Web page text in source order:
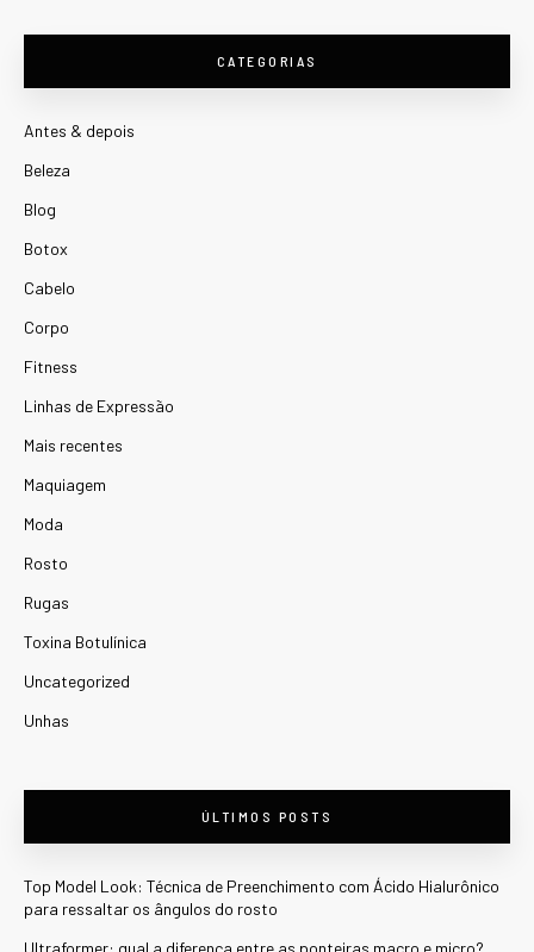
CATEGORIAS
Antes & depois
Beleza
Blog
Botox
Cabelo
Corpo
Fitness
Linhas de Expressão
Mais recentes
Maquiagem
Moda
Rosto
Rugas
Toxina Botulínica
Uncategorized
Unhas
ÚLTIMOS POSTS
Top Model Look: Técnica de Preenchimento com Ácido Hialurônico
para ressaltar os ângulos do rosto
Ultraformer: qual a diferença entre as ponteiras macro e micro?